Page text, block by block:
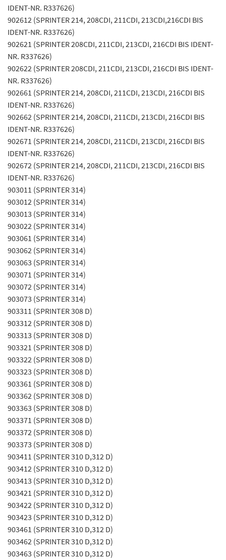
IDENT-NR. R337626)
902612 (SPRINTER 214, 208CDI, 211CDI, 213CDI,216CDI BIS
IDENT-NR. R337626)
902621 (SPRINTER 208CDI, 211CDI, 213CDI, 216CDI BIS IDENT-
NR. R337626)
902622 (SPRINTER 208CDI, 211CDI, 213CDI, 216CDI BIS IDENT-
NR. R337626)
902661 (SPRINTER 214, 208CDI, 211CDI, 213CDI, 216CDI BIS
IDENT-NR. R337626)
902662 (SPRINTER 214, 208CDI, 211CDI, 213CDI, 216CDI BIS
IDENT-NR. R337626)
902671 (SPRINTER 214, 208CDI, 211CDI, 213CDI, 216CDI BIS
IDENT-NR. R337626)
902672 (SPRINTER 214, 208CDI, 211CDI, 213CDI, 216CDI BIS
IDENT-NR. R337626)
903011 (SPRINTER 314)
903012 (SPRINTER 314)
903013 (SPRINTER 314)
903022 (SPRINTER 314)
903061 (SPRINTER 314)
903062 (SPRINTER 314)
903063 (SPRINTER 314)
903071 (SPRINTER 314)
903072 (SPRINTER 314)
903073 (SPRINTER 314)
903311 (SPRINTER 308 D)
903312 (SPRINTER 308 D)
903313 (SPRINTER 308 D)
903321 (SPRINTER 308 D)
903322 (SPRINTER 308 D)
903323 (SPRINTER 308 D)
903361 (SPRINTER 308 D)
903362 (SPRINTER 308 D)
903363 (SPRINTER 308 D)
903371 (SPRINTER 308 D)
903372 (SPRINTER 308 D)
903373 (SPRINTER 308 D)
903411 (SPRINTER 310 D,312 D)
903412 (SPRINTER 310 D,312 D)
903413 (SPRINTER 310 D,312 D)
903421 (SPRINTER 310 D,312 D)
903422 (SPRINTER 310 D,312 D)
903423 (SPRINTER 310 D,312 D)
903461 (SPRINTER 310 D,312 D)
903462 (SPRINTER 310 D,312 D)
903463 (SPRINTER 310 D,312 D)